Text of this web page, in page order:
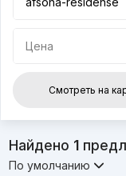
Цена
Смотреть на
Найдено 1
По умолчанию